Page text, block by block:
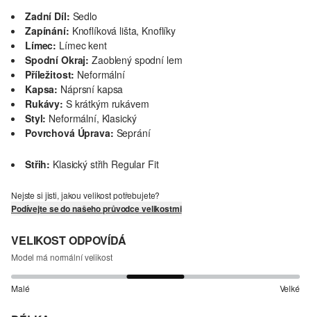
Zadní Díl: Sedlo
Zapínání: Knoflíková lišta, Knoflíky
Límec: Límec kent
Spodní Okraj: Zaoblený spodní lem
Příležitost: Neformální
Kapsa: Náprsní kapsa
Rukávy: S krátkým rukávem
Styl: Neformální, Klasický
Povrchová Úprava: Seprání
Střih: Klasický střih Regular Fit
Nejste si jisti, jakou velikost potřebujete?
Podívejte se do našeho průvodce velikostmi
VELIKOST ODPOVÍDÁ
Model má normální velikost
Malé Velké